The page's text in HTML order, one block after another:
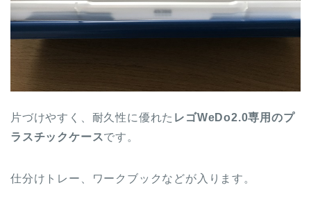
片づけやすく、耐久性に優れた レゴWeDo2.0専用のプ
ラスチックケースです。
仕分けトレー、ワークブックなどが入ります。